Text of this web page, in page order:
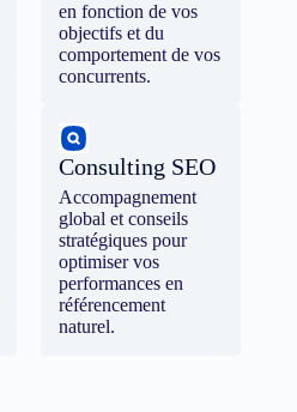
en fonction de vos
objectifs et du
comportement de vos
concurrents.
Consulting SEO
Accompagnement
global et conseils
stratégiques pour
optimiser vos
performances en
référencement
naturel.